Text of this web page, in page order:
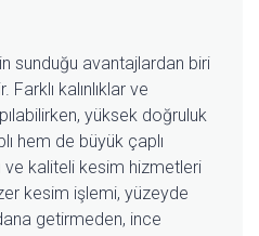
sunduğu avantajlardan biri
kalınlıklar ve
yüksek doğruluk
hem de büyük çaplı
ve kaliteli kesim hizmetleri
kesim işlemi, yüzeyde
getirmeden, ince